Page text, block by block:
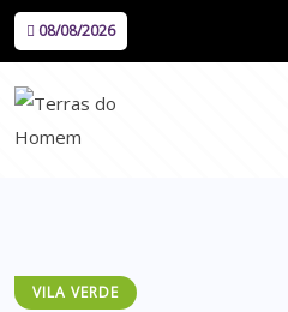
08/08/2026
VILA VERDE